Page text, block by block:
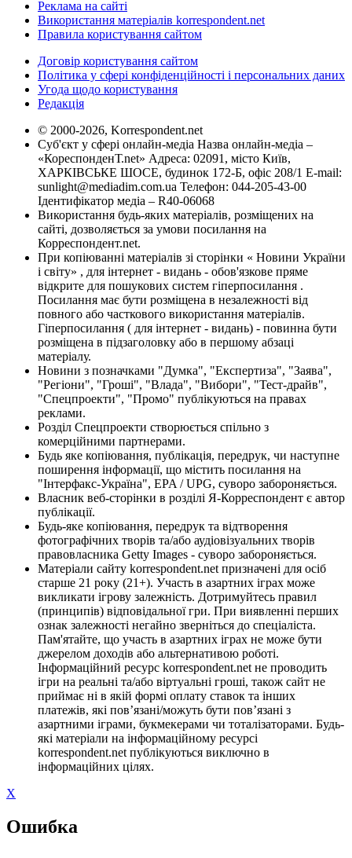
Реклама на сайті
Використання матеріалів korrespondent.net
Правила користування сайтом
Договір користування сайтом
Політика у сфері конфіденційності і персональних даних
Угода щодо користування
Редакція
© 2000-2026, Korrespondent.net
Суб'єкт у сфері онлайн-медіа Назва онлайн-медіа –
«КореспонденТ.net» Адреса: 02091, місто Київ,
ХАРКІВСЬКЕ ШОСЕ, будинок 172-Б, офіс 208/1 E-mail:
sunlight@mediadim.com.ua Телефон: 044-205-43-00
Ідентифікатор медіа – R40-06068
Використання будь-яких матеріалів, розміщених на
сайті, дозволяється за умови посилання на
Корреспондент.net.
При копіюванні матеріалів зі сторінки « Новини України
і світу» , для інтернет - видань - обов'язкове пряме
відкрите для пошукових систем гіперпосилання .
Посилання має бути розміщена в незалежності від
повного або часткового використання матеріалів.
Гіперпосилання ( для інтернет - видань) - повинна бути
розміщена в підзаголовку або в першому абзаці
матеріалу.
Новини з позначками "Думка", "Експертиза", "Заява",
"Регіони", "Гроші", "Влада", "Вибори", "Тест-драйв",
"Спецпроекти", "Промо" публікуються на правах
реклами.
Розділ Спецпроекти створюється спільно з
комерційними партнерами.
Будь яке копіювання, публікація, передрук, чи наступне
поширення інформації, що містить посилання на
"Інтерфакс-Україна", EPA / UPG, суворо забороняється.
Власник веб-сторінки в розділі Я-Корреспондент є автор
публікації.
Будь-яке копіювання, передрук та відтворення
фотографічних творів та/або аудіовізуальних творів
правовласника Getty Images - суворо забороняється.
Матеріали сайту korrespondent.net призначені для осіб
старше 21 року (21+). Участь в азартних іграх може
викликати ігрову залежність. Дотримуйтесь правил
(принципів) відповідальної гри. При виявленні перших
ознак залежності негайно зверніться до спеціаліста.
Пам'ятайте, що участь в азартних іграх не може бути
джерелом доходів або альтернативою роботі.
Інформаційний ресурс korrespondent.net не проводить
ігри на реальні та/або віртуальні гроші, також сайт не
приймає ні в якій формі оплату ставок та інших
платежів, які пов’язані/можуть бути пов’язані з
азартними іграми, букмекерами чи тоталізаторами. Будь-
які матеріали на інформаційному ресурсі
korrespondent.net публікуються виключно в
інформаційних цілях.
X
Ошибка